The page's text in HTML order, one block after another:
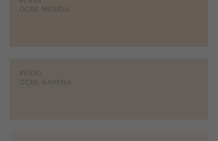
OCRE MÉRIDA
#E530
OCRE RAVENA